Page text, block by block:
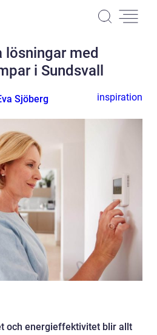
lösningar med
i Sundsvall
Sjöberg inspiration
och energieffektivitet blir allt